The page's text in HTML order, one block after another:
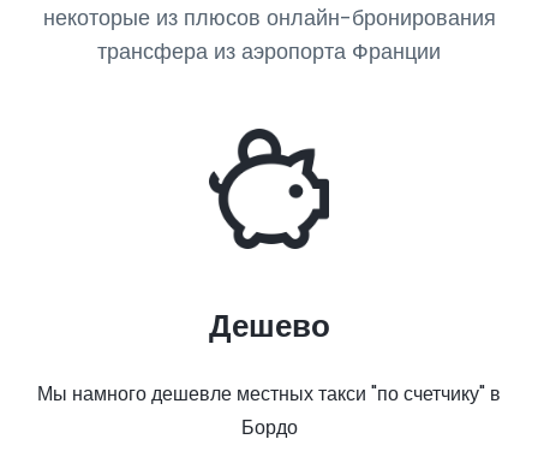
некоторые из плюсов онлайн-бронирования
трансфера из аэропорта Франции
Дешево
Мы намного дешевле местных такси "по счетчику" в
Бордо